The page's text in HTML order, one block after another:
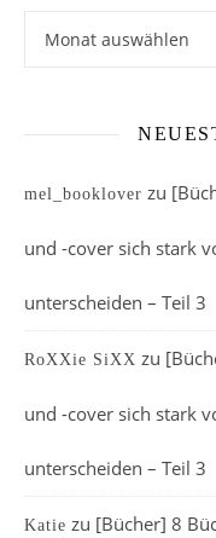
mel_booklover zu
und -cover sich stark
unterscheiden – Teil 3
RoXXie SiXX zu
und -cover sich stark
unterscheiden – Teil 3
Katie zu [Bücher] 8